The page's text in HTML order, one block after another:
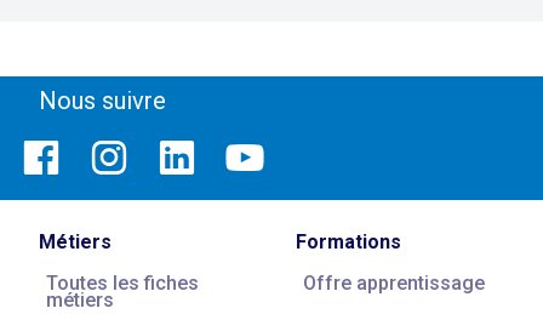
Nous suivre
Métiers
Toutes les fiches
métiers
Formations
Offre apprentissage